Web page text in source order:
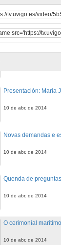
10 de abr. de 2014
Presentación: María
10 de abr. de 2014
10 de abr. de 2014
10 de abr. de 2014
O cerimonial marítimo
10 de abr. de 2014